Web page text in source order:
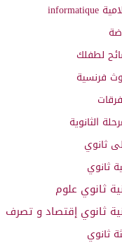
informatique
لطفلك
فرنسية
الثانوية
ثانوي
ثانوي
ثانوي علوم
ثانوي إقتصاد و تصرف
ثانوي